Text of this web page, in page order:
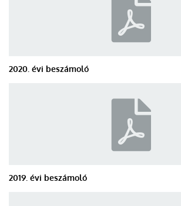
2020. évi beszámoló
2019. évi beszámoló